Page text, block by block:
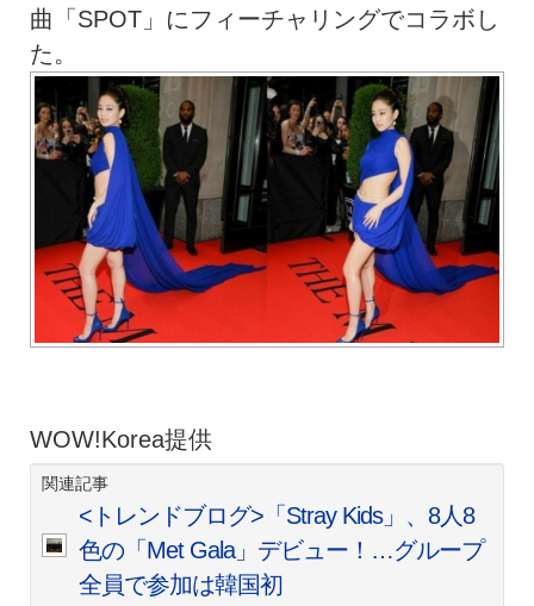
曲「SPOT」にフィーチャリングでコラボし
た。
WOW!Korea提供
関連記事
<トレンドブログ>「Stray Kids」、8人8
色の「Met Gala」デビュー！…グループ
全員で参加は韓国初